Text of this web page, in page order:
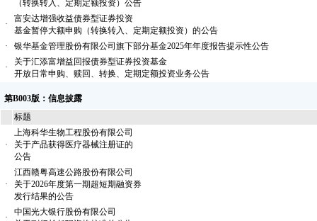
（转换转入、定期定额投资）公告
·
富安达增强收益债券型证券投资
基金暂停大额申购（转换转入、定期定额投资）的公告
·
银华基金管理股份有限公司旗下部分基金2025年年度报告提示性公告
·
关于汇添富增益回报债券型证券投资基金
开放日常申购、赎回、转换、定期定额投资业务公告
第B003版：信息披露
标题
·
上海科华生物工程股份有限公司
关于产品获得医疗器械注册证的
公告
·
江西赣粤高速公路股份有限公司
关于2026年度第一期超短期融资券
发行结果的公告
·
中国光大银行股份有限公司